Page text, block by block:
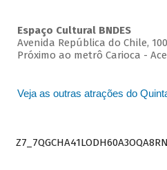
Espaço Cultural BNDES
Avenida República do Chile,
Próximo ao metrô Carioca -
Veja as outras atrações do